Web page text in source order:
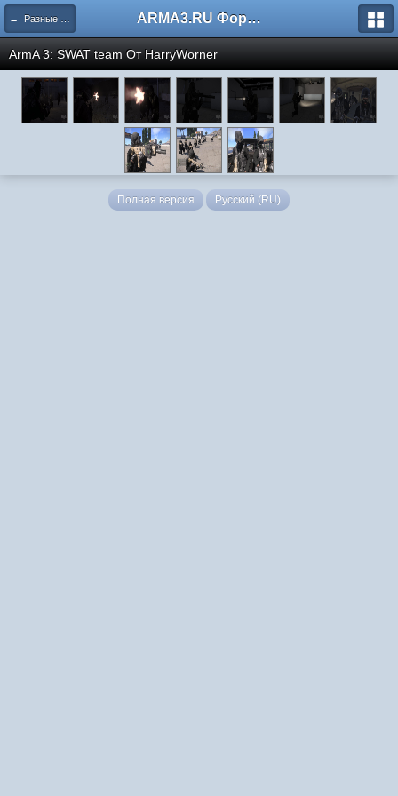
← Разные скриншоты ARMA3.RU Форум
ArmA 3: SWAT team От HarryWorner
Полная версия Русский (RU)